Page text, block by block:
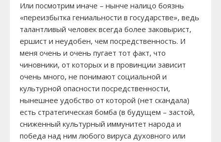
Или посмотрим иначе – нынче налицо боязнь
«переизбытка гениальности в государстве», ведь
талантливый человек всегда более заковырист,
ершист и неудобен, чем посредственность. И
меня очень и очень пугает тот факт, что
чиновники, от которых и в провинции зависит
очень много, не понимают социальной и
культурной опасности посредственности,
нынешнее удобство от которой (нет скандала)
есть стратегическая бомба (в будущем – застой,
сниженный культурный иммунитет народа и
победа над ним любого вируса духовного или